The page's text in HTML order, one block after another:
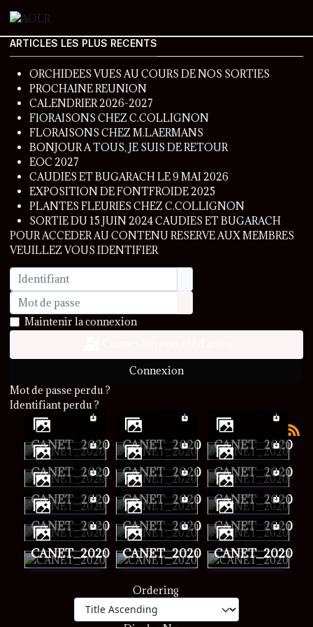
ARTICLES LES PLUS RECENTS
ORCHIDEES VUES AU COURS DE NOS SORTIES
PROCHAINE REUNION
CALENDRIER 2026-2027
FlORAISONS CHEZ C.COLLIGNON
FLORAISONS CHEZ M.LAERMANS
BONJOUR A TOUS, JE SUIS DE RETOUR
EOC 2027
CAUDIES ET BUGARACH LE 9 MAI 2026
EXPOSITION DE FONTFROIDE 2025
PLANTES FLEURIES CHEZ C.COLLIGNON
SORTIE DU 15 JUIN 2024 CAUDIES ET BUGARACH
POUR ACCEDER AU CONTENU RESERVE AUX MEMBRES
VEUILLEZ VOUS IDENTIFIER
Identifiant
Mot de passe
Afficher le mot de passe
Maintenir la connexion
Connexion
Mot de passe perdu ?
Identifiant perdu ?
CANET_2020 CANET_2020
CANET_2020
CANET_2020
CANET_2020
CANET_2020
CANET_2020
CANET_2020
CANET_2020
CANET_2020
CANET_2020
CANET_2020
CANET_2020
CANET_2020 CANET_2020
Ordering